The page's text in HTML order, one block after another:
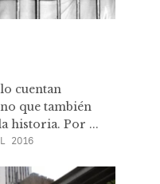
cuentan
que también
historia. Por ...
2016